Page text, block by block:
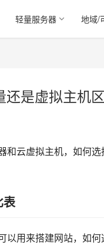
轻量服务器 地域/
是虚拟主机
云虚拟主机，如何
表
用来搭建网站，如